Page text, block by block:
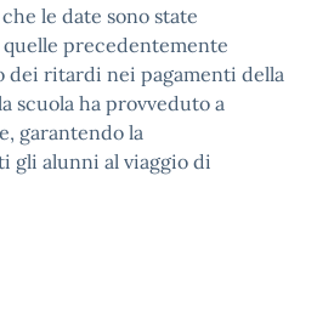
le date sono state
precedentemente
dei ritardi nei pagamenti della
scuola ha provveduto a
garantendo la
gli alunni al viaggio di